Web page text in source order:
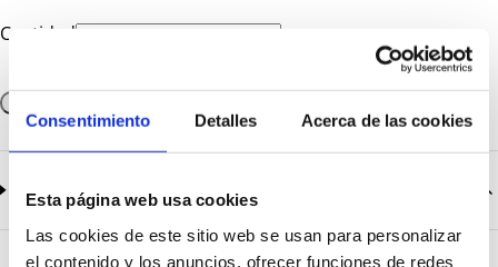
Consentimiento Detalles Acerca de las cookies
Esta página web usa cookies
Las cookies de este sitio web se usan para personalizar
el contenido y los anuncios, ofrecer funciones de redes
Cantidad
Documentación
CatalogoGeneral-EN.pdf
Descargar